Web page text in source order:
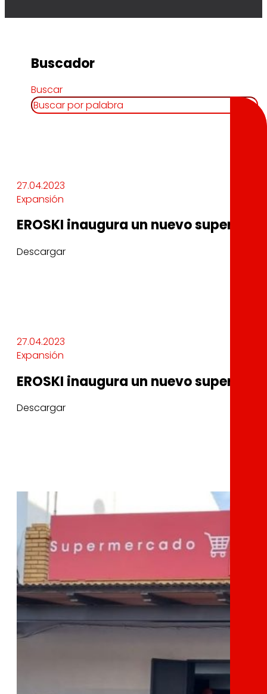
Buscador
Buscar
27.04.2023
Expansión
EROSKI inaugura un nuevo
Descargar
27.04.2023
Expansión
EROSKI inaugura un nuevo
Descargar